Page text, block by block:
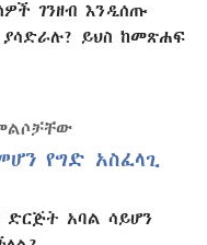
ገንዘብ እንዲሰጡ
ይህስ ከመጽሐፍ
የግድ አስፈላጊ
ድርጅት አባል ሳይሆን